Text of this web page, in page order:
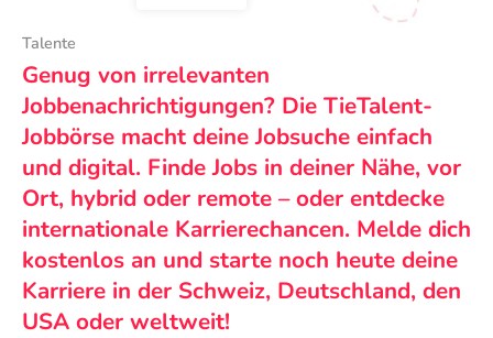
Talente
Genug von irrelevanten
Jobbenachrichtigungen? Die TieTalent-
Jobbörse macht deine Jobsuche einfach
und digital. Finde Jobs in deiner Nähe, vor
Ort, hybrid oder remote – oder entdecke
internationale Karrierechancen. Melde dich
kostenlos an und starte noch heute deine
Karriere in der Schweiz, Deutschland, den
USA oder weltweit!